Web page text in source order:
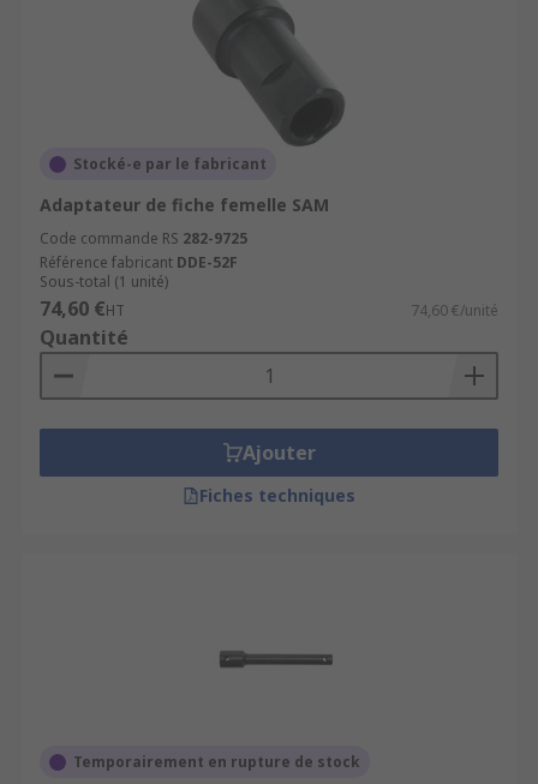
Stocké-e par le fabricant
Adaptateur de fiche femelle SAM
Code commande RS 282-9725
Référence fabricant DDE-52F
Sous-total (1 unité)
74,60 €HT 74,60 €/unité
Quantité
Ajouter
Fiches techniques
Temporairement en rupture de stock